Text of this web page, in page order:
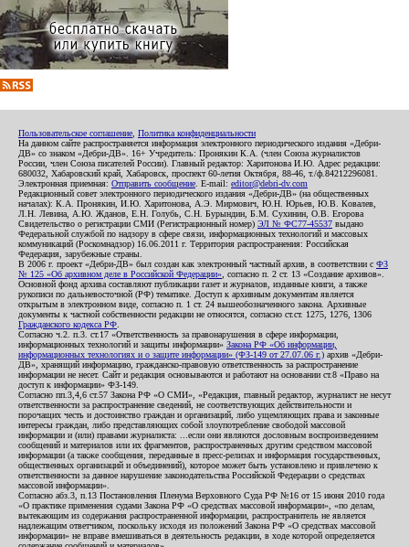
Пользовательское соглашение Политика конфиденциальности
На данном сайте распространяется информация электронного периодического издания «Дебри-
ДВ» со знаком «Дебри-ДВ». 16+ Учредитель: Пронякин К.А. (член Союза журналистов
России, член Союза писателей России). Главный редактор: Харитонова И.Ю. Адрес редакции:
680032, Хабаровский край, Хабаровск, проспект 60-летия Октября, 88-46, т./ф.84212296081.
Электронная приемная: Отправить сообщение . E-mail: editor@debri-dv.com
Редакционный совет электронного периодического издания «Дебри-ДВ» (на общественных
началах): К.А. Пронякин, И.Ю. Харитонова, А.Э. Мирмович, Ю.Н. Юрьев, Ю.В. Ковалев,
Л.Н. Левина, А.Ю. Жданов, Е.Н. Голубь, С.Н. Бурындин, Б.М. Сухинин, О.В. Егорова
Свидетельство о регистрации СМИ (Регистрационный номер) ЭЛ № ФС77-45537 выдано
Федеральной службой по надзору в сфере связи, информационных технологий и массовых
коммуникаций (Роскомнадзор) 16.06.2011 г. Территория распространения: Российская
Федерация, зарубежные страны.
В 2006 г. проект «Дебри-ДВ» был создан как электронный частный архив, в соответствии с ФЗ
№ 125 «Об архивном деле в Российской Федерации» , согласно п. 2 ст. 13 «Создание архивов».
Основной фонд архива составляют публикации газет и журналов, изданные книги, а также
рукописи по дальневосточной (РФ) тематике. Доступ к архивным документам является
открытым в электронном виде, согласно п. 1 ст. 24 вышеобозначенного закона. Архивные
документы к частной собственности редакции не относятся, согласно ст.ст. 1275, 1276, 1306
Гражданского кодекса РФ
Согласно ч.2. п.3. ст.17 «Ответственность за правонарушения в сфере информации,
информационных технологий и защиты информации» Закона РФ «Об информации,
информационных технологиях и о защите информации» (ФЗ-149 от 27.07.06 г.) архив «Дебри-
ДВ», хранящий информацию, гражданско-правовую ответственность за распространение
информации не несет. Сайт и редакция основываются и работают на основании ст.8 «Право на
доступ к информации» ФЗ-149.
Согласно пп.3,4,6 ст.57 Закона РФ «О СМИ», «Редакция, главный редактор, журналист не несут
ответственности за распространение сведений, не соответствующих действительности и
порочащих честь и достоинство граждан и организаций, либо ущемляющих права и законные
интересы граждан, либо представляющих собой злоупотребление свободой массовой
информации и (или) правами журналиста: ...если они являются дословным воспроизведением
сообщений и материалов или их фрагментов, распространенных другим средством массовой
информации (а также сообщения, переданные в пресс-релизах и информация государственных,
общественных организаций и объединений), которое может быть установлено и привлечено к
ответственности за данное нарушение законодательства Российской Федерации о средствах
массовой информации».
Согласно абз.3, п.13 Постановления Пленума Верховного Суда РФ №16 от 15 июня 2010 года
«О практике применения судами Закона РФ «О средствах массовой информации», «по делам,
вытекающим из содержания распространенной информации, распространитель не является
надлежащим ответчиком, поскольку исходя из положений Закона РФ «О средствах массовой
информации» не вправе вмешиваться в деятельность редакции, в ходе которой определяется